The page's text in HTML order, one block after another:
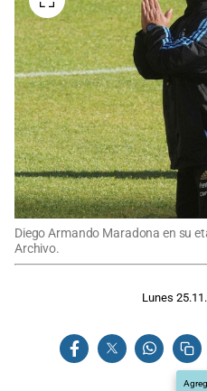
Diego Armando Maradona en su
Archivo.
Lunes